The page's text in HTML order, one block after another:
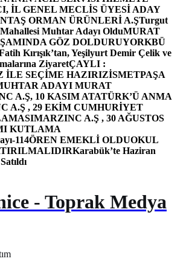
İL GENEL MECLİS ÜYESİ ADAY
ORMAN ÜRÜNLERİ A.ŞTurgut
Muhtar Adayı OlduMURAT
GÖZ DOLDURUYORKBÜ
Kırışık’tan, Yeşilyurt Demir Çelik ve
ZiyaretÇAYLI :
İLE SEÇİME HAZIRIZİSMETPAŞA
ADAYI MURAT
A.Ş, 10 KASIM ATATÜRK’Ü ANMA
A.Ş , 29 EKİM CUMHURİYET
MARZINC A.Ş , 30 AĞUSTOS
KUTLAMA
114ÖREN EMEKLİ OLDUOKUL
Karabük’te Haziran
- Toprak Medya